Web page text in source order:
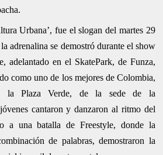
Urbana’, fue el slogan del martes 29
adrenalina se demostró durante el show
adelantado en el SkatePark, de Funza,
como uno de los mejores de Colombia,
la Plaza Verde, de la sede de la
cantaron y danzaron al ritmo del
a una batalla de Freestyle, donde la
de palabras, demostraron la